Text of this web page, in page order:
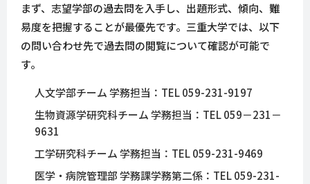
まず、志望学部の過去問を入手し、出題形式、傾向、難
易度を把握することが最優先です。三重大学では、以下
の問い合わせ先で過去問の閲覧について確認が可能で
す。
人文学部チーム 学務担当：TEL 059-231-9197
生物資源学研究科チーム 学務担当：TEL 059－231－
9631
工学研究科チーム 学務担当：TEL 059-231-9469
医学・病院管理部 学務課学務第二係：TEL 059-231-